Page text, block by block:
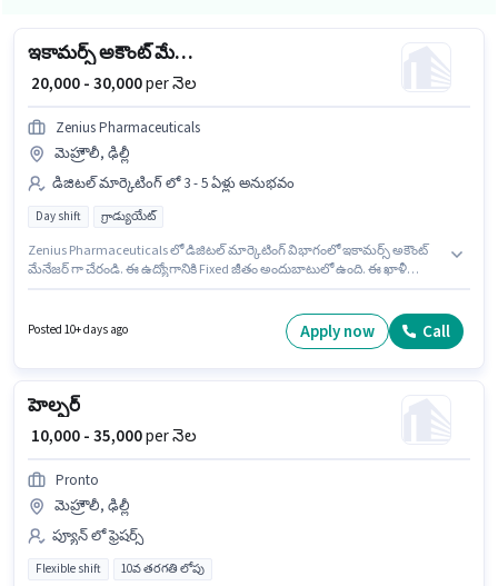
ఇకామర్స్ అకౌంట్ మేనేజర్
₹ 20,000 - 30,000per నెల
Zenius Pharmaceuticals
మెహ్రౌలీ, ఢిల్లీ
డిజిటల్ మార్కెటింగ్ లో 3 - 5 ఏళ్లు అనుభవం
Day shift గ్రాడ్యుయేట్
Zenius Pharmaceuticals లో డిజిటల్ మార్కెటింగ్ విభాగంలో ఇకామర్స్ అకౌంట్
మేనేజర్ గా చేరండి. ఈ ఉద్యోగానికి Fixed జీతం అందుబాటులో ఉంది. ఈ ఖాళీ
ఉన్న వారికి కోసం అనుకూలంగా ఉంటుంది. మీరు నెలకు ₹30000 వరకు
సంపాదించవచ్చు. ఈ ఉద్యోగానికి అభ్యర్థులు తప్పనిసరిగా గ్రాడ్యుయేట్ డిగ్రీ/సర్టిఫికెట్
Posted 10+ days ago Apply now Call
హెల్పర్
₹ 10,000 - 35,000per నెల
Pronto
మెహ్రౌలీ, ఢిల్లీ
ప్యూన్ లో ఫ్రెషర్స్
Flexible shift 10వ తరగతి లోపు